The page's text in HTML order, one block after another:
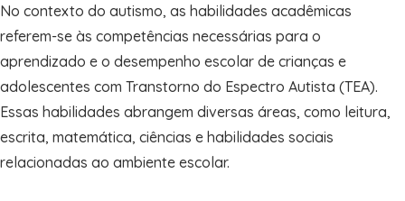
No contexto do autismo, as habilidades acadêmicas
referem-se às competências necessárias para o
aprendizado e o desempenho escolar de crianças e
adolescentes com Transtorno do Espectro Autista (TEA).
Essas habilidades abrangem diversas áreas, como leitura,
escrita, matemática, ciências e habilidades sociais
relacionadas ao ambiente escolar.